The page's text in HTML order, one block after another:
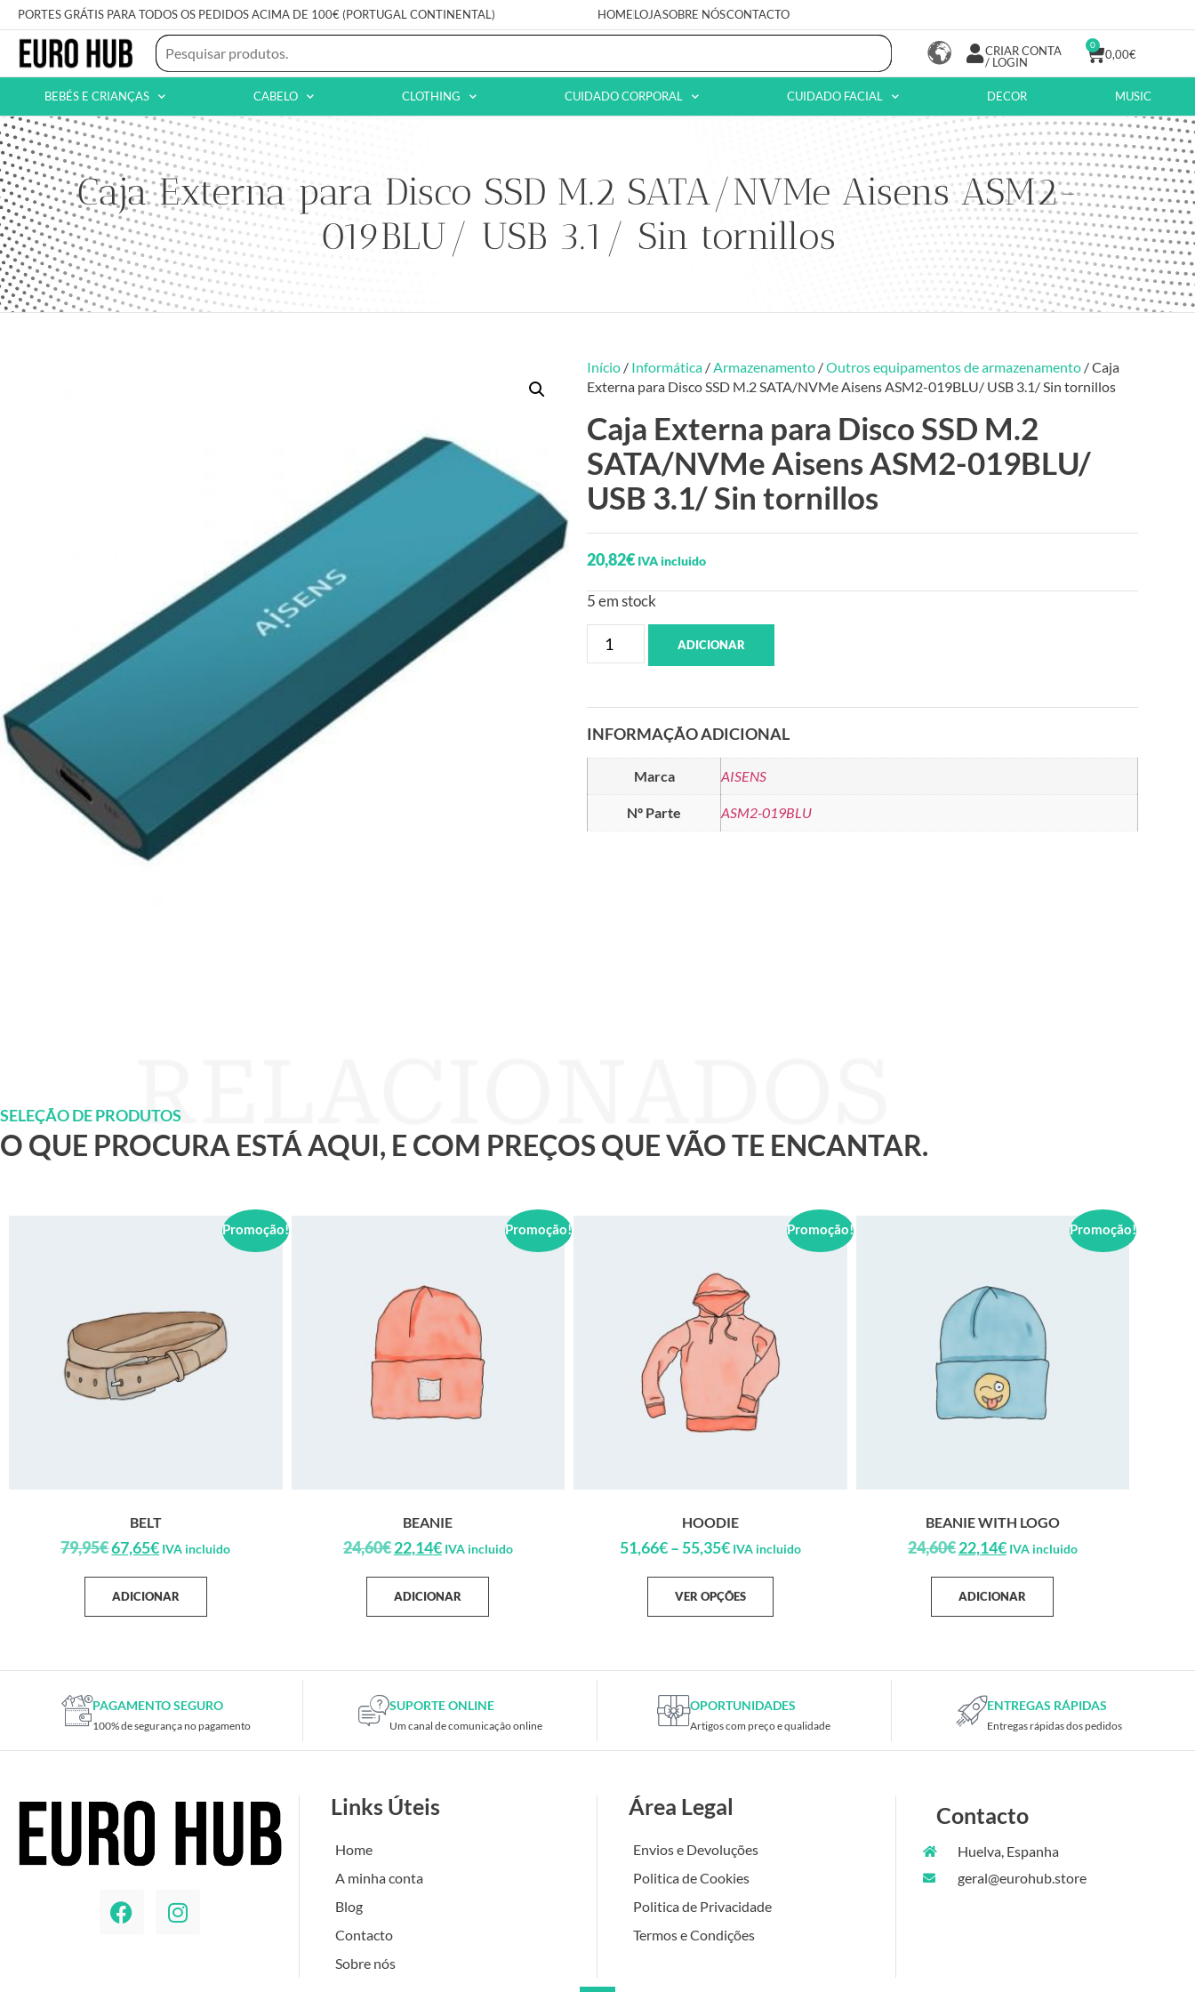
PORTES GRÁTIS PARA TODOS OS PEDIDOS ACIMA DE 100€ (PORTUGAL CONTINENTAL) HOMELOJASOBRE NÓSCONTACTO
CRIAR CONTA
/ LOGIN
0,00€
0
BEBÉS E CRIANÇAS CABELO CLOTHING CUIDADO CORPORAL CUIDADO FACIAL DECOR MUSIC
Caja Externa para Disco SSD M.2 SATA/NVMe Aisens ASM2-
019BLU/ USB 3.1/ Sin tornillos
Início / Informática /Armazenamento /Outros equipamentos de armazenamento / Caja
Externa para Disco SSD M.2 SATA/NVMe Aisens ASM2-019BLU/ USB 3.1/ Sin tornillos
Caja Externa para Disco SSD M.2
SATA/NVMe Aisens ASM2-019BLU/
USB 3.1/ Sin tornillos
20,82€ IVA incluido
5 em stock
ADICIONAR
INFORMAÇÃO ADICIONAL
Marca AISENS
Nº Parte ASM2-019BLU
SELEÇÃO DE PRODUTOS
O QUE PROCURA ESTÁ AQUI, E COM PREÇOS QUE VÃO TE ENCANTAR.
Promoção!
BELT
79,95€67,65€ IVA incluido
ADICIONAR
Promoção!
BEANIE
24,60€22,14€ IVA incluido
ADICIONAR
Promoção!
HOODIE
51,66€– 55,35€ IVA incluido
VER OPÇÕES
Promoção!
BEANIE WITH LOGO
24,60€22,14€ IVA incluido
ADICIONAR
PAGAMENTO SEGURO
100% de segurança no pagamento
SUPORTE ONLINE
Um canal de comunicação online
OPORTUNIDADES
Artigos com preço e qualidade
ENTREGAS RÁPIDAS
Entregas rápidas dos pedidos
Links Úteis
Home
A minha conta
Blog
Contacto
Sobre nós
Área Legal
Envios e Devoluções
Politica de Cookies
Politica de Privacidade
Termos e Condições
Contacto
Huelva, Espanha
geral@eurohub.store